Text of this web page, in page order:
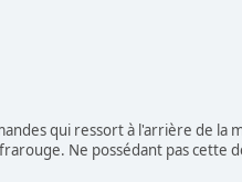
qui ressort à l'arrière de la
Ne possédant pas cette